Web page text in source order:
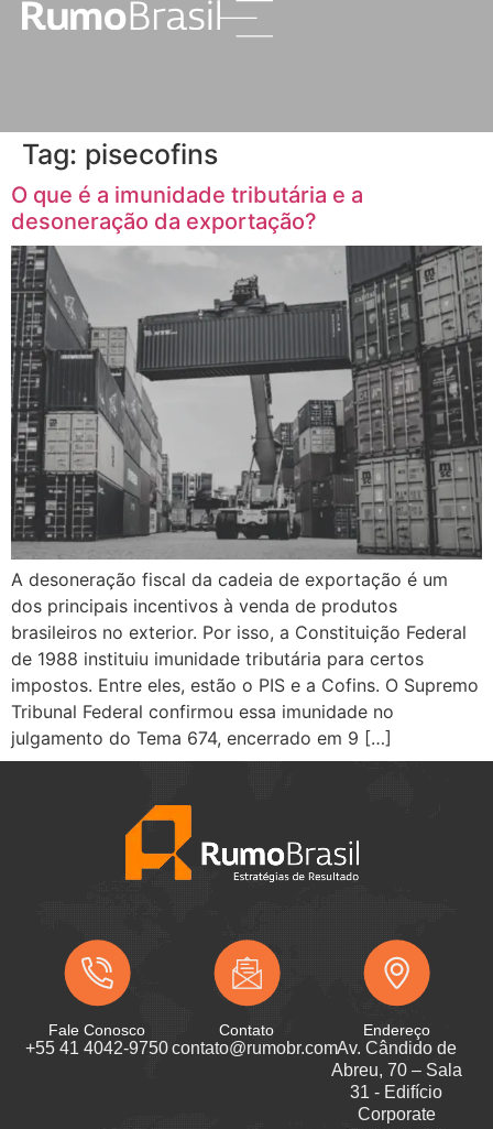
Tag: pisecofins
O que é a imunidade tributária e a
desoneração da exportação?
A desoneração fiscal da cadeia de exportação é um
dos principais incentivos à venda de produtos
brasileiros no exterior. Por isso, a Constituição Federal
de 1988 instituiu imunidade tributária para certos
impostos. Entre eles, estão o PIS e a Cofins. O Supremo
Tribunal Federal confirmou essa imunidade no
julgamento do Tema 674, encerrado em 9 […]
Fale Conosco
+55 41 4042-9750
Contato
contato@rumobr.com
Endereço
Av. Cândido de
Abreu, 70 – Sala
31 - Edifício
Corporate